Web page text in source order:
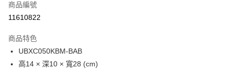
LINE Pay
Google Pay
貨到付款
商品編號
11610822
商品特色
UBXC050KBM-BAB
高14 × 深10 × 寬28 (cm)